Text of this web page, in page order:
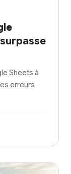
Sheets à
erreurs